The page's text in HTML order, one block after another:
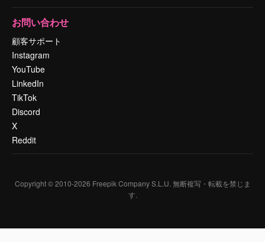
お問い合わせ
顧客サポート
Instagram
YouTube
LinkedIn
TikTok
Discord
X
Reddit
Copyright © 2010-2026 Freepik Company S.L.U. 無断複写・転載を禁じま
す.